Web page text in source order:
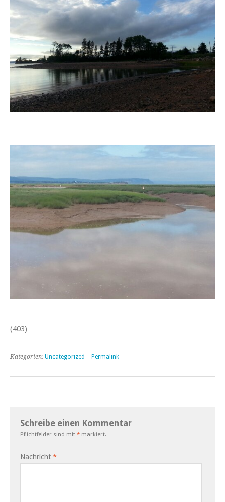
(403)
Kategorien: Uncategorized Permalink
Schreibe einen Kommentar
Pflichtfelder sind mit * markiert.
Nachricht *